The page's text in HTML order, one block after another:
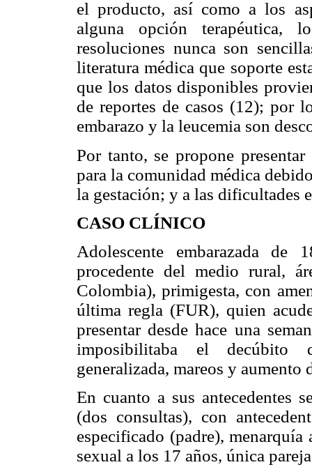
el producto, así como a los
alguna opción terapéutica,
resoluciones nunca son
literatura médica que soporte
que los datos disponibles
de reportes de casos (12); por
embarazo y la leucemia son
Por tanto, se propone
para la comunidad médica
la gestación; y a las dificultades
CASO CLÍNICO
Adolescente embarazada
procedente del medio rural,
Colombia), primigesta, con
última regla (FUR), quien
presentar desde hace una
imposibilitaba el decúbito
generalizada, mareos y
En cuanto a sus antecedentes
(dos consultas), con
especificado (padre),
sexual a los 17 años, única